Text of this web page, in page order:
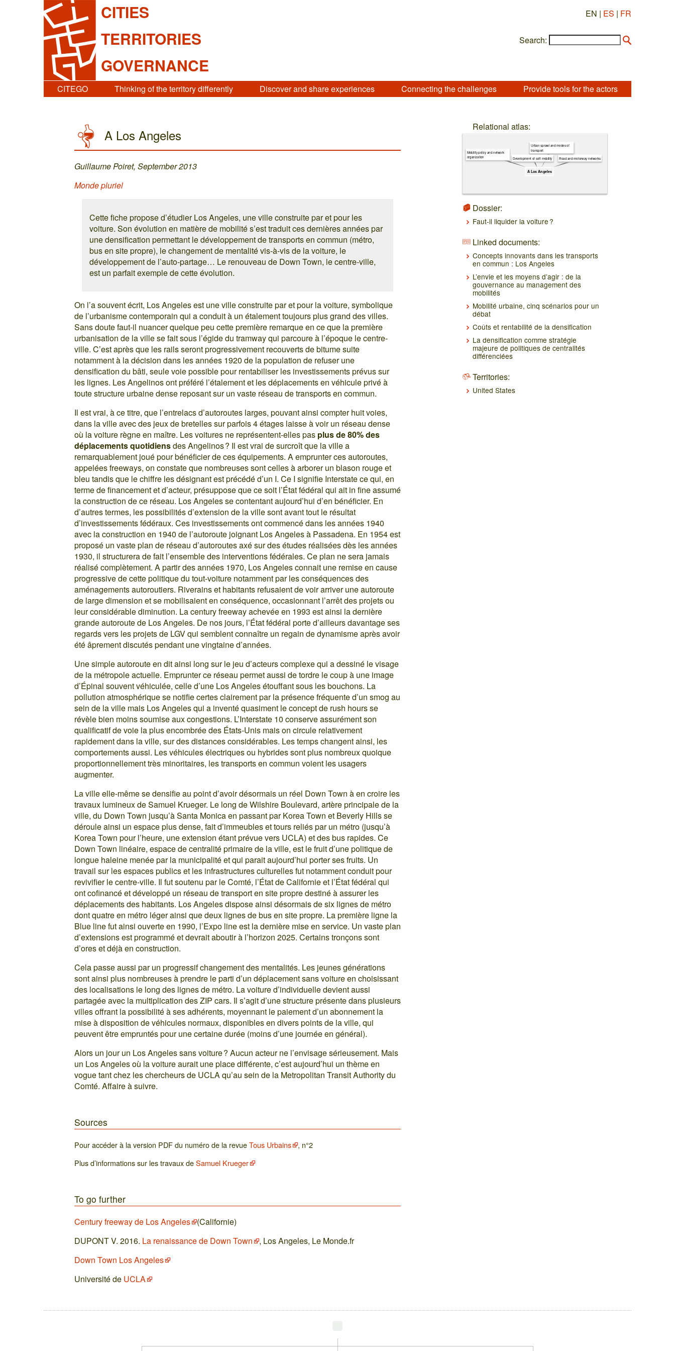
CITIES
TERRITORIES
GOVERNANCE
EN | ES | FR
Search:
CITEGO Thinking of the territory differently Discover and share experiences Connecting the challenges Provide tools for the actors
A Los Angeles
Guillaume Poiret, September 2013
Monde pluriel
Cette fiche propose d’étudier Los Angeles, une ville construite par et pour les
voiture. Son évolution en matière de mobilité s’est traduit ces dernières années par
une densification permettant le développement de transports en commun (métro,
bus en site propre), le changement de mentalité vis-à-vis de la voiture, le
développement de l’auto-partage… Le renouveau de Down Town, le centre-ville,
est un parfait exemple de cette évolution.
On l’a souvent écrit, Los Angeles est une ville construite par et pour la voiture, symbolique
de l’urbanisme contemporain qui a conduit à un étalement toujours plus grand des villes.
Sans doute faut-il nuancer quelque peu cette première remarque en ce que la première
urbanisation de la ville se fait sous l’égide du tramway qui parcoure à l’époque le centre-
ville. C’est après que les rails seront progressivement recouverts de bitume suite
notamment à la décision dans les années 1920 de la population de refuser une
densification du bâti, seule voie possible pour rentabiliser les investissements prévus sur
les lignes. Les Angelinos ont préféré l’étalement et les déplacements en véhicule privé à
toute structure urbaine dense reposant sur un vaste réseau de transports en commun.
Il est vrai, à ce titre, que l’entrelacs d’autoroutes larges, pouvant ainsi compter huit voies,
dans la ville avec des jeux de bretelles sur parfois 4 étages laisse à voir un réseau dense
où la voiture règne en maître. Les voitures ne représentent-elles pas plus de 80% des
déplacements quotidiensdes Angelinos ? Il est vrai de surcroît que la ville a
remarquablement joué pour bénéficier de ces équipements. A emprunter ces autoroutes,
appelées freeways, on constate que nombreuses sont celles à arborer un blason rouge et
bleu tandis que le chiffre les désignant est précédé d’un I. Ce I signifie Interstate ce qui, en
terme de financement et d’acteur, présuppose que ce soit l’État fédéral qui ait in fine assumé
la construction de ce réseau. Los Angeles se contentant aujourd’hui d’en bénéficier. En
d’autres termes, les possibilités d’extension de la ville sont avant tout le résultat
d’investissements fédéraux. Ces investissements ont commencé dans les années 1940
avec la construction en 1940 de l’autoroute joignant Los Angeles à Passadena. En 1954 est
proposé un vaste plan de réseau d’autoroutes axé sur des études réalisées dès les années
1930, il structurera de fait l’ensemble des interventions fédérales. Ce plan ne sera jamais
réalisé complètement. A partir des années 1970, Los Angeles connait une remise en cause
progressive de cette politique du tout-voiture notamment par les conséquences des
aménagements autoroutiers. Riverains et habitants refusaient de voir arriver une autoroute
de large dimension et se mobilisaient en conséquence, occasionnant l’arrêt des projets ou
leur considérable diminution. La century freeway achevée en 1993 est ainsi la dernière
grande autoroute de Los Angeles. De nos jours, l’État fédéral porte d’ailleurs davantage ses
regards vers les projets de LGV qui semblent connaître un regain de dynamisme après avoir
été âprement discutés pendant une vingtaine d’années.
Une simple autoroute en dit ainsi long sur le jeu d’acteurs complexe qui a dessiné le visage
de la métropole actuelle. Emprunter ce réseau permet aussi de tordre le coup à une image
d’Épinal souvent véhiculée, celle d’une Los Angeles étouffant sous les bouchons. La
pollution atmosphérique se notifie certes clairement par la présence fréquente d’un smog au
sein de la ville mais Los Angeles qui a inventé quasiment le concept de rush hours se
révèle bien moins soumise aux congestions. L’Interstate 10 conserve assurément son
qualificatif de voie la plus encombrée des États-Unis mais on circule relativement
rapidement dans la ville, sur des distances considérables. Les temps changent ainsi, les
comportements aussi. Les véhicules électriques ou hybrides sont plus nombreux quoique
proportionnellement très minoritaires, les transports en commun voient les usagers
augmenter.
La ville elle-même se densifie au point d’avoir désormais un réel Down Town à en croire les
travaux lumineux de Samuel Krueger. Le long de Wilshire Boulevard, artère principale de la
ville, du Down Town jusqu’à Santa Monica en passant par Korea Town et Beverly Hills se
déroule ainsi un espace plus dense, fait d’immeubles et tours reliés par un métro (jusqu’à
Korea Town pour l’heure, une extension étant prévue vers UCLA) et des bus rapides. Ce
Down Town linéaire, espace de centralité primaire de la ville, est le fruit d’une politique de
longue haleine menée par la municipalité et qui parait aujourd’hui porter ses fruits. Un
travail sur les espaces publics et les infrastructures culturelles fut notamment conduit pour
revivifier le centre-ville. Il fut soutenu par le Comté, l’État de Californie et l’État fédéral qui
ont cofinancé et développé un réseau de transport en site propre destiné à assurer les
déplacements des habitants. Los Angeles dispose ainsi désormais de six lignes de métro
dont quatre en métro léger ainsi que deux lignes de bus en site propre. La première ligne la
Blue line fut ainsi ouverte en 1990, l’Expo line est la dernière mise en service. Un vaste plan
d’extensions est programmé et devrait aboutir à l’horizon 2025. Certains tronçons sont
d’ores et déjà en construction.
Cela passe aussi par un progressif changement des mentalités. Les jeunes générations
sont ainsi plus nombreuses à prendre le parti d’un déplacement sans voiture en choisissant
des localisations le long des lignes de métro. La voiture d’individuelle devient aussi
partagée avec la multiplication des ZIP cars. Il s’agit d’une structure présente dans plusieurs
villes offrant la possibilité à ses adhérents, moyennant le paiement d’un abonnement la
mise à disposition de véhicules normaux, disponibles en divers points de la ville, qui
peuvent être empruntés pour une certaine durée (moins d’une journée en général).
Alors un jour un Los Angeles sans voiture ? Aucun acteur ne l’envisage sérieusement. Mais
un Los Angeles où la voiture aurait une place différente, c’est aujourd’hui un thème en
vogue tant chez les chercheurs de UCLA qu’au sein de la Metropolitan Transit Authority du
Comté. Affaire à suivre.
Sources
Pour accéder à la version PDF du numéro de la revueTous Urbains
, n°2
Plus d’informations sur les travaux deSamuel Krueger
To go further
Century freeway de Los Angeles
(Californie)
DUPONT V. 2016. La renaissance de Down Town
, Los Angeles, Le Monde.fr
Down Town Los Angeles
Université de UCLA
Relational atlas:
A Los Angeles
Road and motorway networks
Urban sprawl and modes of
transport
Development of soft mobility
Mobility policy and network
organization
Dossier:
Faut-il liquider la voiture ?
Linked documents:
Concepts innovants dans les transports
en commun : Los Angeles
L’envie et les moyens d’agir : de la
gouvernance au management des
mobilités
Mobilité urbaine, cinq scénarios pour un
débat
Coûts et rentabilité de la densification
La densification comme stratégie
majeure de politiques de centralités
différenciées
Territories:
United States